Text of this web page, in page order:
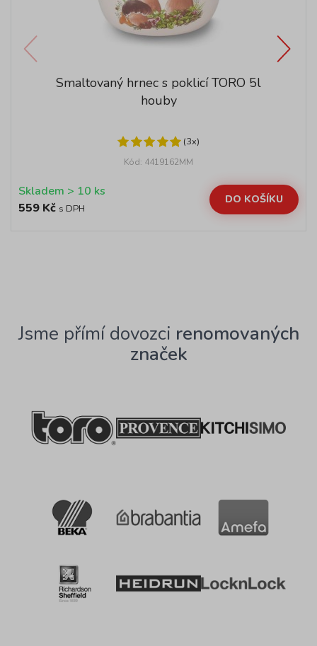
Smaltovaný hrnec s poklicí TORO 5l
houby
(3x)
Kód: 4419162MM
Skladem > 10 ks
559 Kč s DPH
DO KOŠÍKU
Jsme přímí dovozci renomovaných
značek